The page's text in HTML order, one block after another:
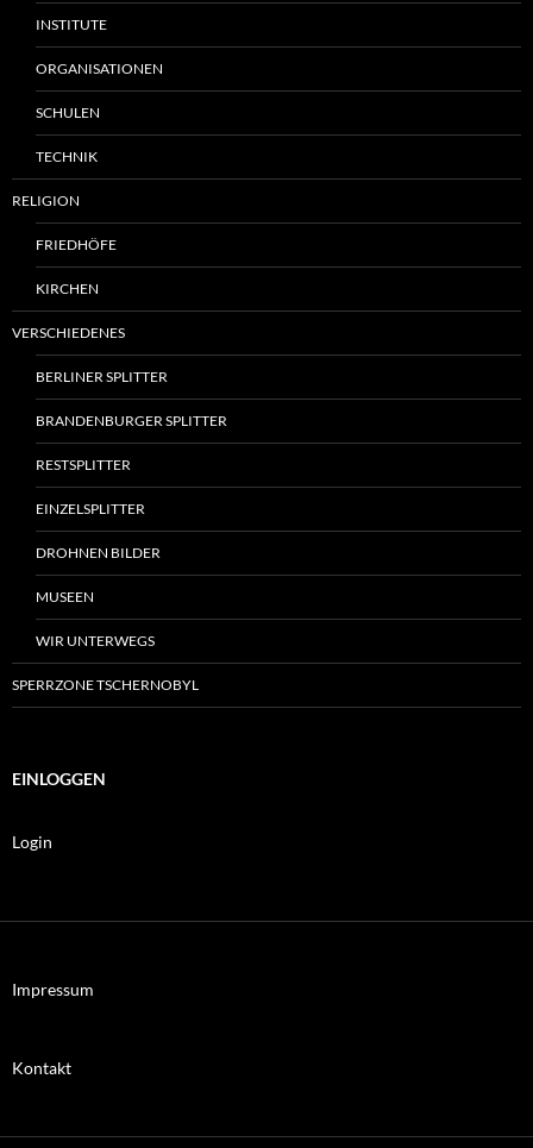
INSTITUTE
ORGANISATIONEN
SCHULEN
TECHNIK
RELIGION
FRIEDHÖFE
KIRCHEN
VERSCHIEDENES
BERLINER SPLITTER
BRANDENBURGER SPLITTER
RESTSPLITTER
EINZELSPLITTER
DROHNEN BILDER
MUSEEN
WIR UNTERWEGS
SPERRZONE TSCHERNOBYL
EINLOGGEN
Login
Impressum
Kontakt